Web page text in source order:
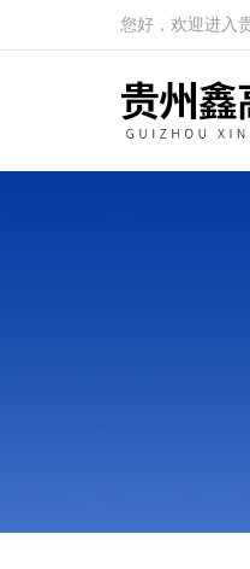
您好，欢迎进入